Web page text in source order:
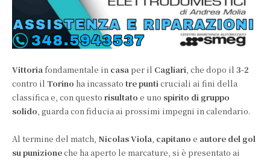
Vittoriafondamentale in casaper il Cagliari, che dopo il 3-2
contro il Torino ha incassato tre punticruciali ai fini della
classifica e, con questo risultato e uno spirito di gruppo
solido, guarda con fiducia ai prossimi impegni in calendario.
Al termine del match, Nicolas Viola, capitano e autore del gol
su punizioneche ha aperto le marcature, si è presentato ai